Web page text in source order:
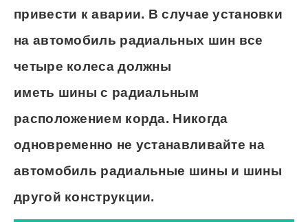
привести к аварии. В случае установки
на автомобиль радиальных шин все
четыре колеса должны
иметь шины с радиальным
расположением корда. Никогда
одновременно не устанавливайте на
автомобиль радиальные шины и шины
другой конструкции.